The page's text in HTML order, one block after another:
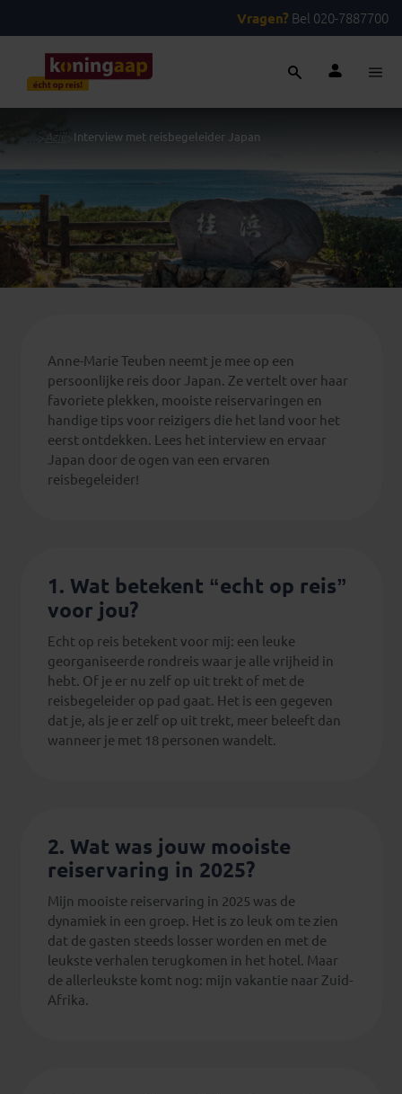
Vragen? Bel 020-7887700
>Azië Interview met reisbegeleider Japan
Anne-Marie Teuben neemt je mee op een
persoonlijke reis door Japan. Ze vertelt over haar
favoriete plekken, mooiste reiservaringen en
handige tips voor reizigers die het land voor het
eerst ontdekken. Lees het interview en ervaar
Japan door de ogen van een ervaren
reisbegeleider!
1. Wat betekent “echt op reis”
voor jou?
Echt op reis betekent voor mij: een leuke
georganiseerde rondreis waar je alle vrijheid in
hebt. Of je er nu zelf op uit trekt of met de
reisbegeleider op pad gaat. Het is een gegeven
dat je, als je er zelf op uit trekt, meer beleeft dan
wanneer je met 18 personen wandelt.
2. Wat was jouw mooiste
reiservaring in 2025?
Mijn mooiste reiservaring in 2025 was de
dynamiek in een groep. Het is zo leuk om te zien
dat de gasten steeds losser worden en met de
leukste verhalen terugkomen in het hotel. Maar
de allerleukste komt nog: mijn vakantie naar Zuid-
Afrika.